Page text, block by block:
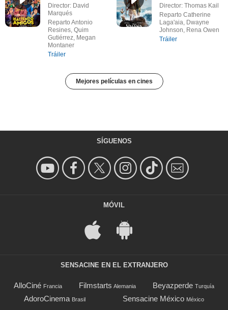
Director: David
Marqués
Reparto Antonio
Resines, Quim
Gutiérrez, Megan
Montaner
Tráiler
Director: Thomas Kail
Reparto Catherine
Laga'aia, Dwayne
Johnson, Rena Owen
Tráiler
Mejores películas en cines
SÍGUENOS
MÓVIL
SENSACINE EN EL EXTRANJERO
AlloCiné Francia Filmstarts Alemania Beyazperde Turquía
AdoroCinema Brasil Sensacine México México